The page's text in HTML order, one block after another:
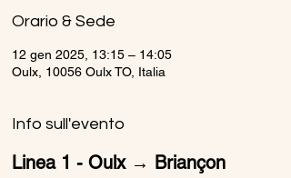
Orario & Sede
12 gen 2025, 13:15 – 14:05
Oulx, 10056 Oulx TO, Italia
Info sull'evento
Linea 1 - Oulx → Briançon